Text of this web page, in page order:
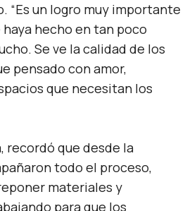
“Es un logro muy importante
hecho en tan poco
Se ve la calidad de los
pensado con amor,
que necesitan los
recordó que desde la
todo el proceso,
materiales y
para que los